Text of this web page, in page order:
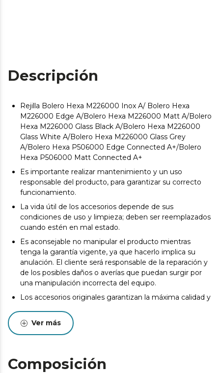
Descripción
Rejilla Bolero Hexa M226000 Inox A/ Bolero Hexa
M226000 Edge A/Bolero Hexa M226000 Matt A/Bolero
Hexa M226000 Glass Black A/Bolero Hexa M226000
Glass White A/Bolero Hexa M226000 Glass Grey
A/Bolero Hexa P506000 Edge Connected A+/Bolero
Hexa P506000 Matt Connected A+
Es importante realizar mantenimiento y un uso
responsable del producto, para garantizar su correcto
funcionamiento.
La vida útil de los accesorios depende de sus
condiciones de uso y limpieza; deben ser reemplazados
cuando estén en mal estado.
Es aconsejable no manipular el producto mientras
tenga la garantía vigente, ya que hacerlo implica su
anulación. El cliente será responsable de la reparación y
de los posibles daños o averías que puedan surgir por
una manipulación incorrecta del equipo.
Los accesorios originales garantizan la máxima calidad y
Ver más
Composición